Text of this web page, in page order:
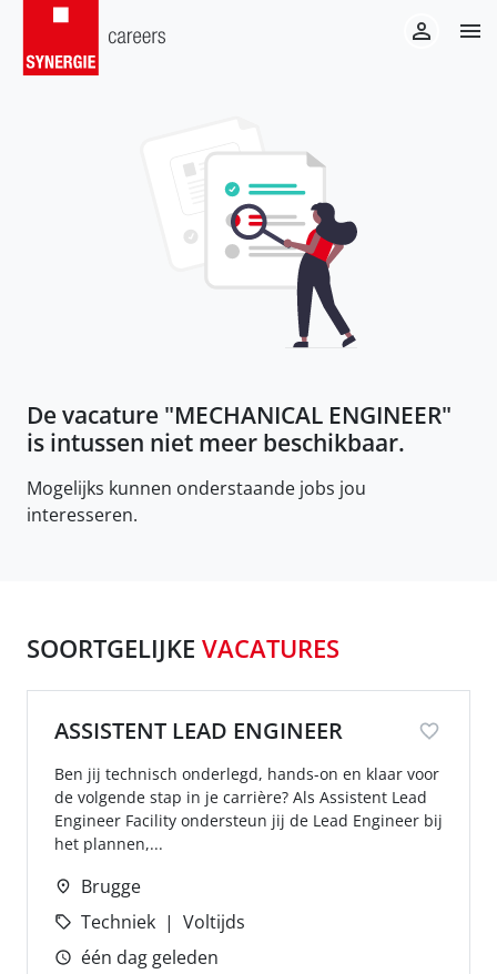
De vacature "MECHANICAL ENGINEER"
is intussen niet meer beschikbaar.
Mogelijks kunnen onderstaande jobs jou
interesseren.
SOORTGELIJKE VACATURES
ASSISTENT LEAD ENGINEER
Ben jij technisch onderlegd, hands-on en klaar voor
de volgende stap in je carrière? Als Assistent Lead
Engineer Facility ondersteun jij de Lead Engineer bij
het plannen,...
Brugge
Techniek
Voltijds
één dag geleden